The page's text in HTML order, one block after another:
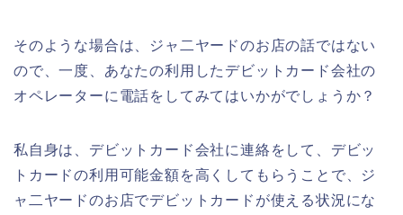
そのような場合は、ジャ二ヤードのお店の話ではない
ので、一度、あなたの利用したデビットカード会社の
オペレーターに電話をしてみてはいかがでしょうか？
私自身は、デビットカード会社に連絡をして、デビッ
トカードの利用可能金額を高くしてもらうことで、ジ
ャ二ヤードのお店でデビットカードが使える状況にな